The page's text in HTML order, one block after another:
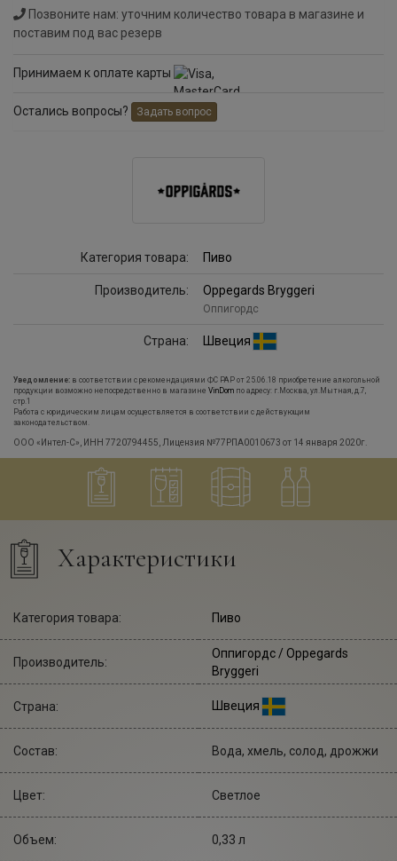
Позвоните нам: уточним количество товара в магазине и
поставим под вас резерв
Принимаем к оплате карты
Остались вопросы? Задать вопрос
Категория товара: Пиво
Производитель: Oppegards Bryggeri
Оппигордс
Страна: Швеция
Уведомление: в соответствии с рекомендациями ФС РАР от 25.06.18 приобретение алкогольной
продукции возможно непосредственно в магазине VinDom по адресу: г.Москва, ул.Мытная, д.7,
стр.1
Работа с юридическим лицам осуществляется в соответствии с действующим
законодательством.
ООО «Интел-С», ИНН 7720794455, Лицензия №77РПА0010673 от 14 января 2020г.
Характеристики
Категория товара: Пиво
Производитель:
Оппигордс / Oppegards
Bryggeri
Страна: Швеция
Состав: Вода, хмель, солод, дрожжи
Цвет: Светлое
Объем: 0,33 л